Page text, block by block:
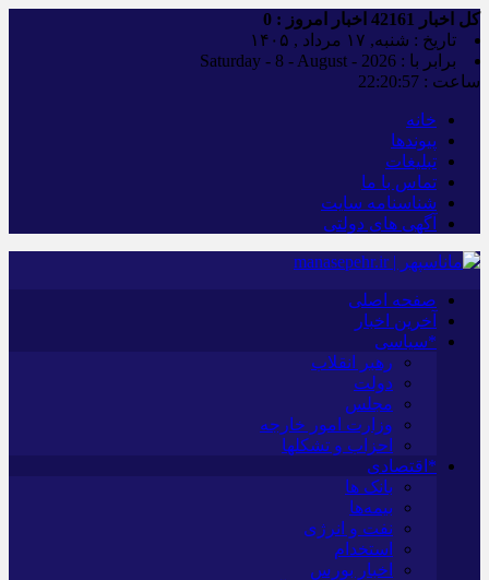
کل اخبار اخبار امروز : 0
تاریخ : شنبه, ۱۷ مرداد , ۱۴۰۵
برابر با : Saturday - 8 - August - 2026
ساعت : 22:20:58
خانه
پیوندها
تبلیغات
تماس با ما
شناسنامه سایت
آگهی های دولتی
صفحه اصلی
آخرین اخبار
*سیاسی
رهبر انقلاب
دولت
مجلس
وزارت امور خارجه
احزاب و تشکلها
*اقتصادی
بانک ها
بیمه‌ها
نفت و انرژی
استخدام
اخبار بورس